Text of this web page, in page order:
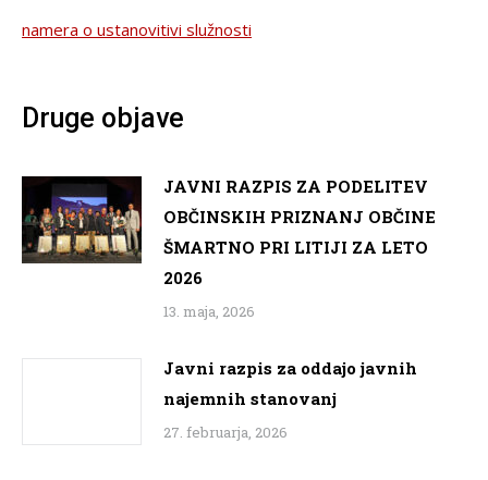
namera o ustanovitivi služnosti
Druge objave
JAVNI RAZPIS ZA PODELITEV
OBČINSKIH PRIZNANJ OBČINE
ŠMARTNO PRI LITIJI ZA LETO
2026
13. maja, 2026
Javni razpis za oddajo javnih
najemnih stanovanj
27. februarja, 2026